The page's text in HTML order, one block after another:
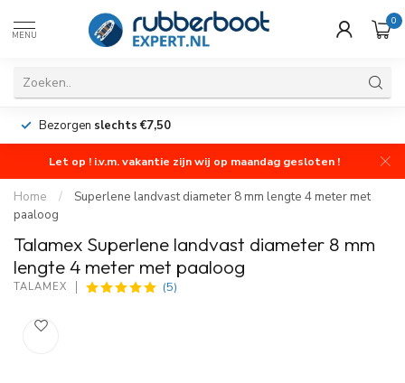
MENU
0
Bezorgen slechts €7,50
Let op ! i.v.m. vakantie zijn wij op maandag gesloten !
Home /
Superlene landvast diameter 8 mm lengte 4 meter met
paaloog
Talamex Superlene landvast diameter 8 mm
lengte 4 meter met paaloog
TALAMEX (5)